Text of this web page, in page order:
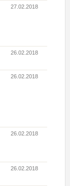
27.02.2018
26.02.2018
26.02.2018
26.02.2018
26.02.2018